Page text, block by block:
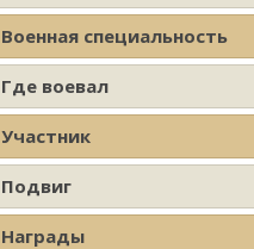
Военная специальность
Где воевал
Участник
Подвиг
Награды